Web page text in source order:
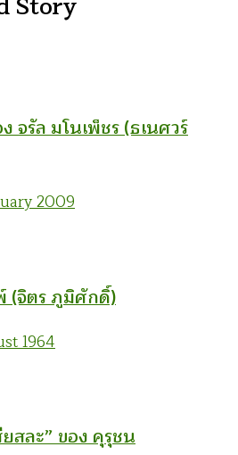
จรัล มโนเพ็ชร (ธเนศวร์
2009
จิตร ภูมิศักดิ์)
1964
สละ” ของ คุรุชน